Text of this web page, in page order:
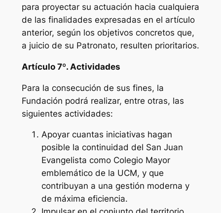
para proyectar su actuación hacia cualquiera
de las finalidades expresadas en el artículo
anterior, según los objetivos concretos que,
a juicio de su Patronato, resulten prioritarios.
Artículo 7º. Actividades
Para la consecución de sus fines, la
Fundación podrá realizar, entre otras, las
siguientes actividades:
Apoyar cuantas iniciativas hagan
posible la continuidad del San Juan
Evangelista como Colegio Mayor
emblemático de la UCM, y que
contribuyan a una gestión moderna y
de máxima eficiencia.